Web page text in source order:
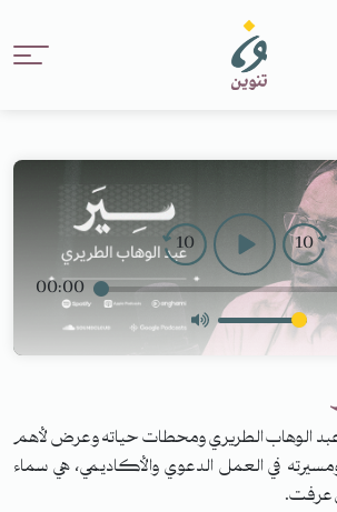
10
10
00:00
الوهاب الطريري ومحطات حياته وعرض لأهم
في العمل الدعوي والأكاديمي، هي سماء
عرفت.